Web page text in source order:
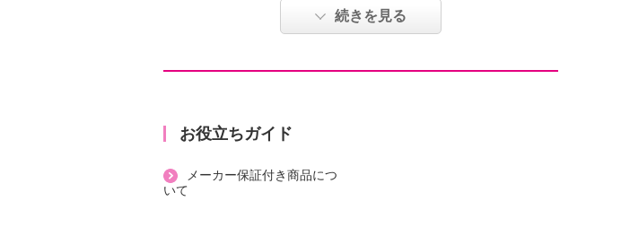
エプソムマリンスクラブ（含水シリカ、硫酸Ｍｇ、塩化Ｎ
ａ）を配合、お肌に潤い、ハリを与え、キメを整え、お肌を
（水、ニコチンアミドモノヌクレオチド、炭酸水素Ｎａ、水
９％（水、洗浄成分含む）配合しました。
続きを見る
お役立ちガイド
メーカー保証付き商品につ
いて